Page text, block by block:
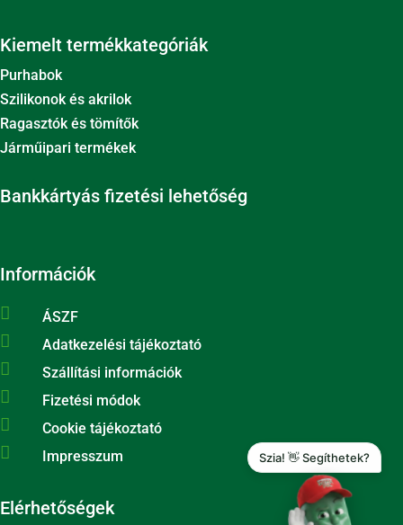
Kiemelt termékkategóriák
Purhabok
Szilikonok és akrilok
Ragasztók és tömítők
Járműipari termékek
Bankkártyás fizetési lehetőség
Információk
 ÁSZF
 Adatkezelési tájékoztató
 Szállítási információk
 Fizetési módok
 Cookie tájékoztató
 Impresszum
Elérhetőségek
Szia! 👋 Segíthetek?